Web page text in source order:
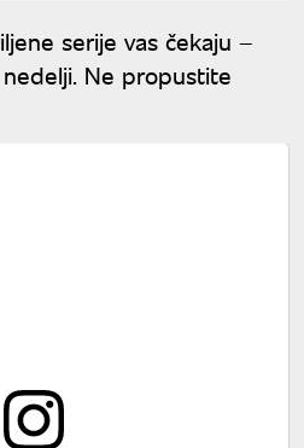
serije vas čekaju –
Ne propustite